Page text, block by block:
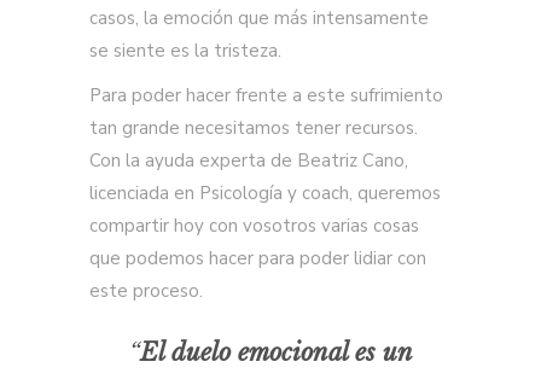
casos, la emoción que más intensamente
se siente es la tristeza.
Para poder hacer frente a este sufrimiento
tan grande necesitamos tener recursos.
Con la ayuda experta de Beatriz Cano,
licenciada en Psicología y coach, queremos
compartir hoy con vosotros varias cosas
que podemos hacer para poder lidiar con
este proceso.
“El duelo emocional es un